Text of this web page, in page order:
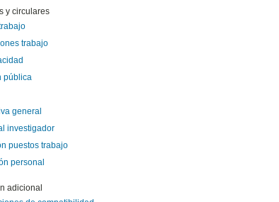
y circulares
trabajo
pública
general
investigador
puestos trabajo
personal
adicional